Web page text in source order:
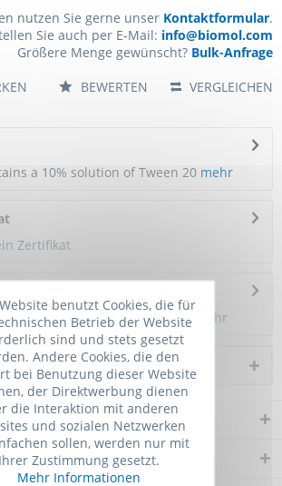
nutzen Sie gerne unser Kontaktformular.
Sie auch per E-Mail: info@biomol.com
Größere Menge gewünscht? Bulk-Anfrage
VERGLEICHEN
BEWERTEN
a 10% solution of Tween 20 mehr
Zertifikat
schreiben und diskutieren... mehr
benutzt Cookies, die für
Betrieb der Website
sind und stets gesetzt
Andere Cookies, die den
bei Benutzung dieser Website
der Direktwerbung dienen
die Interaktion mit anderen
und sozialen Netzwerken
sollen, werden nur mit
Ihrer Zustimmung gesetzt.
Mehr Informationen